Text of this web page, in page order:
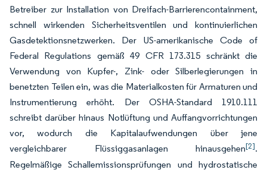
Betreiber zur Installation von Dreifach-Barrierencontainment,
schnell wirkenden Sicherheitsventilen und kontinuierlichen
Gasdetektionsnetzwerken. Der US-amerikanische Code of
Federal Regulations gemäß 49 CFR 173.315 schränkt die
Verwendung von Kupfer-, Zink- oder Silberlegierungen in
benetzten Teilen ein, was die Materialkosten für Armaturen und
Instrumentierung erhöht. Der OSHA-Standard 1910.111
schreibt darüber hinaus Notlüftung und Auffangvorrichtungen
vor, wodurch die Kapitalaufwendungen über jene
vergleichbarer Flüssiggasanlagen hinausgehen[2].
Regelmäßige Schallemissionsprüfungen und hydrostatische